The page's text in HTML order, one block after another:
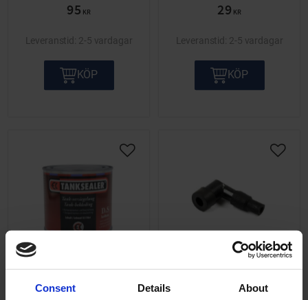
Consent Details About
95 KR
2-5 vardagar
KÖP
29 KR
2-5 vardagar
KÖP
arrestor 500ml
Universal